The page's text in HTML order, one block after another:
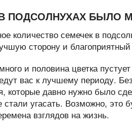
ПОДСОЛНУХАХ БЫЛО
количество семечек в
сторону и
и половина цветка
вас к лучшему периоду.
которые давно нужно было
стали угасать. Возможно,
взглядов на жизнь.